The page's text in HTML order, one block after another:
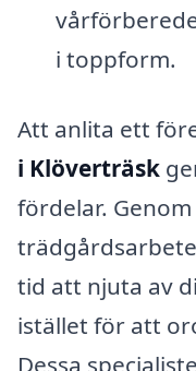
i toppform.
Att anlita ett
i Klöverträsk
fördelar.
tid att njuta av
istället för att
Dessa